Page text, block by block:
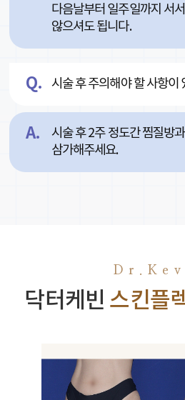
다음날부터 일주일까지 서
않으셔도 됩니다.
시술 후 주의해야 할 사항이
시술 후 2주 정도간 찜질방
삼가해주세요.
닥터케빈 스킨플